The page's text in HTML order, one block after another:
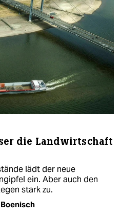
die Landwirtschaft
lädt der neue
ein. Aber auch den
stark zu.
Boenisch